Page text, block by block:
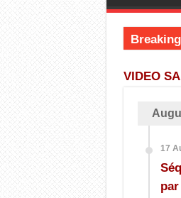
VIDEO
17